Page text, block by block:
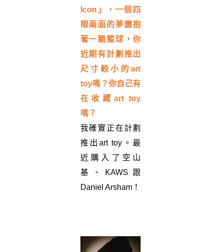
Icon 」，一個四
眼兩面的夢露抱
著一顆籃球，你
近期有計劃推出
尺寸較小的art
toy嗎？你自己有
在收藏 art toy
嗎？
我確實正在計劃
推出art toy。最
近購入了空山
基、KAWS跟
Daniel Arsham！